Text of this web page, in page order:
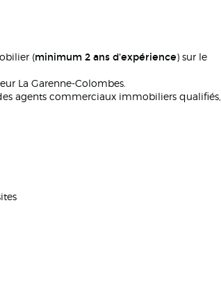
(minimum 2 ans d'expérience ) sur le
La Garenne-Colombes.
agents commerciaux immobiliers qualifiés,